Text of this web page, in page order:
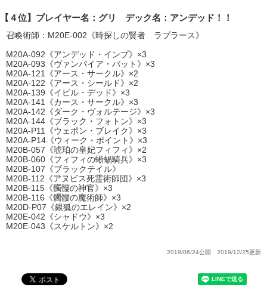
【４位】プレイヤー名：グリ デック名：アンデッド！！
召喚術師：M20E-002《時探しの賢者 ラプラース》
M20A-092《アンデッド・インプ》×3
M20A-093《ヴァンパイア・バット》×3
M20A-121《アース・サークル》×2
M20A-122《アース・シールド》×2
M20A-139《イビル・デッド》×3
M20A-141《カース・サークル》×3
M20A-142《ダーク・ヴォルテージ》×3
M20A-144《ブラック・フォトン》×3
M20A-P11《ウェポン・ブレイク》×3
M20A-P14《ウィーク・ポイント》×3
M20B-057《琥珀の皇妃フィフィ》×2
M20B-060《フィフィの蜥蜴騎兵》×3
M20B-107《ブラックテイル》
M20B-112《アヌビス死霊術師団》×3
M20B-115《髑髏の神官》×3
M20B-116《髑髏の魔術師》×3
M20D-P07《銀狐のエレイン》×2
M20E-042《シャドウ》×3
M20E-043《スケルトン》×2
2019/06/24公開 2019/12/25更新